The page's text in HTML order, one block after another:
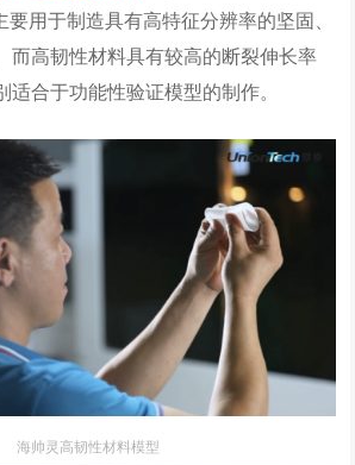
用于制造具有高特征分辨率的坚固、
而高韧性材料具有较高的断裂伸长率
合于功能性验证模型的制作。
海帅灵高韧性材料模型